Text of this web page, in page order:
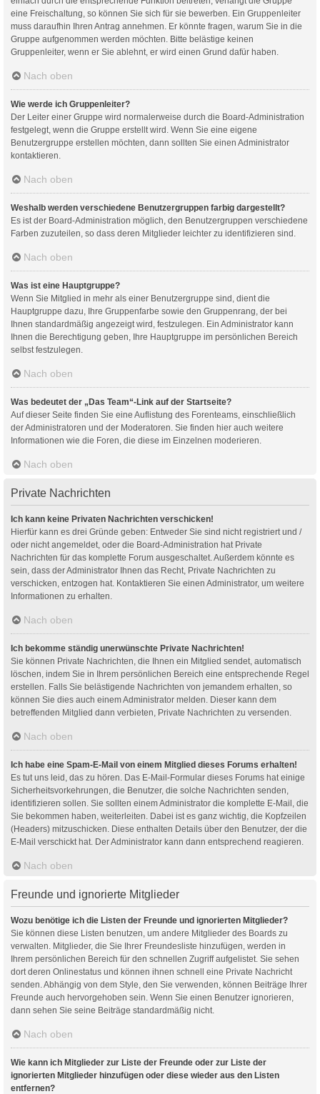
eine Freischaltung, so können Sie sich für sie bewerben. Ein Gruppenleiter
muss daraufhin Ihren Antrag annehmen. Er könnte fragen, warum Sie in die
Gruppe aufgenommen werden möchten. Bitte belästige keinen
Gruppenleiter, wenn er Sie ablehnt, er wird einen Grund dafür haben.
Nach oben
Wie werde ich Gruppenleiter?
Der Leiter einer Gruppe wird normalerweise durch die Board-Administration
festgelegt, wenn die Gruppe erstellt wird. Wenn Sie eine eigene
Benutzergruppe erstellen möchten, dann sollten Sie einen Administrator
kontaktieren.
Nach oben
Weshalb werden verschiedene Benutzergruppen farbig dargestellt?
Es ist der Board-Administration möglich, den Benutzergruppen verschiedene
Farben zuzuteilen, so dass deren Mitglieder leichter zu identifizieren sind.
Nach oben
Was ist eine Hauptgruppe?
Wenn Sie Mitglied in mehr als einer Benutzergruppe sind, dient die
Hauptgruppe dazu, Ihre Gruppenfarbe sowie den Gruppenrang, der bei
Ihnen standardmäßig angezeigt wird, festzulegen. Ein Administrator kann
Ihnen die Berechtigung geben, Ihre Hauptgruppe im persönlichen Bereich
selbst festzulegen.
Nach oben
Was bedeutet der „Das Team“-Link auf der Startseite?
Auf dieser Seite finden Sie eine Auflistung des Forenteams, einschließlich
der Administratoren und der Moderatoren. Sie finden hier auch weitere
Informationen wie die Foren, die diese im Einzelnen moderieren.
Nach oben
Private Nachrichten
Ich kann keine Privaten Nachrichten verschicken!
Hierfür kann es drei Gründe geben: Entweder Sie sind nicht registriert und /
oder nicht angemeldet, oder die Board-Administration hat Private
Nachrichten für das komplette Forum ausgeschaltet. Außerdem könnte es
sein, dass der Administrator Ihnen das Recht, Private Nachrichten zu
verschicken, entzogen hat. Kontaktieren Sie einen Administrator, um weitere
Informationen zu erhalten.
Nach oben
Ich bekomme ständig unerwünschte Private Nachrichten!
Sie können Private Nachrichten, die Ihnen ein Mitglied sendet, automatisch
löschen, indem Sie in Ihrem persönlichen Bereich eine entsprechende Regel
erstellen. Falls Sie belästigende Nachrichten von jemandem erhalten, so
können Sie dies auch einem Administrator melden. Dieser kann dem
betreffenden Mitglied dann verbieten, Private Nachrichten zu versenden.
Nach oben
Ich habe eine Spam-E-Mail von einem Mitglied dieses Forums erhalten!
Es tut uns leid, das zu hören. Das E-Mail-Formular dieses Forums hat einige
Sicherheitsvorkehrungen, die Benutzer, die solche Nachrichten senden,
identifizieren sollen. Sie sollten einem Administrator die komplette E-Mail, die
Sie bekommen haben, weiterleiten. Dabei ist es ganz wichtig, die Kopfzeilen
(Headers) mitzuschicken. Diese enthalten Details über den Benutzer, der die
E-Mail verschickt hat. Der Administrator kann dann entsprechend reagieren.
Nach oben
Freunde und ignorierte Mitglieder
Wozu benötige ich die Listen der Freunde und ignorierten Mitglieder?
Sie können diese Listen benutzen, um andere Mitglieder des Boards zu
verwalten. Mitglieder, die Sie Ihrer Freundesliste hinzufügen, werden in
Ihrem persönlichen Bereich für den schnellen Zugriff aufgelistet. Sie sehen
dort deren Onlinestatus und können ihnen schnell eine Private Nachricht
senden. Abhängig von dem Style, den Sie verwenden, können Beiträge Ihrer
Freunde auch hervorgehoben sein. Wenn Sie einen Benutzer ignorieren,
dann sehen Sie seine Beiträge standardmäßig nicht.
Nach oben
Wie kann ich Mitglieder zur Liste der Freunde oder zur Liste der
ignorierten Mitglieder hinzufügen oder diese wieder aus den Listen
entfernen?